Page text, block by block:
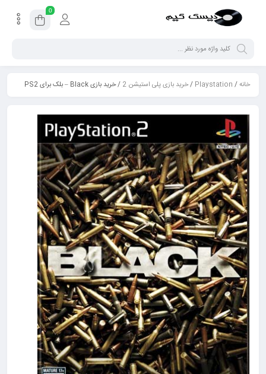
0
خانه/
Playstation
/خرید بازی پلی استیشن 2 / خرید بازی Black – بلک برای PS2